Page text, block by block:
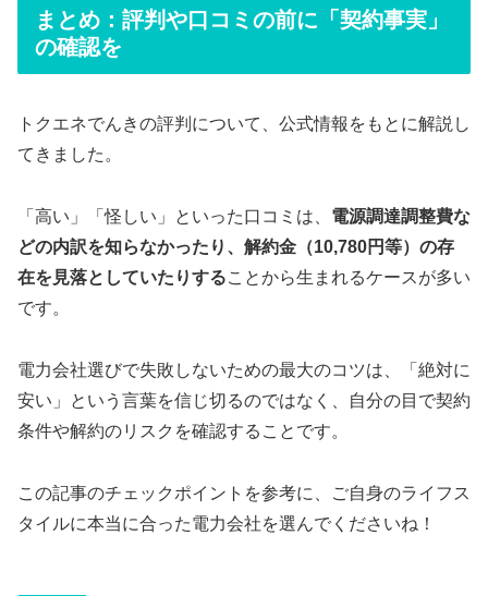
まとめ：評判や口コミの前に「契約事実」
の確認を
トクエネでんきの評判について、公式情報をもとに解説し
てきました。
「高い」「怪しい」といった口コミは、 電源調達調整費な
どの内訳を知らなかったり、解約金（10,780円等）の存
在を見落としていたりすることから生まれるケースが多い
です。
電力会社選びで失敗しないための最大のコツは、「絶対に
安い」という言葉を信じ切るのではなく、自分の目で契約
条件や解約のリスクを確認することです。
この記事のチェックポイントを参考に、ご自身のライフス
タイルに本当に合った電力会社を選んでくださいね！